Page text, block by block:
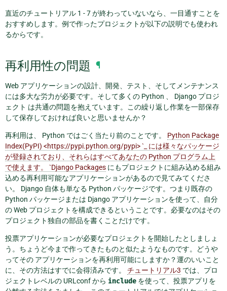
直近のチュートリアル 1 - 7 が終わっていないなら、一目通すことを
おすすめします。例で作ったプロジェクトが以下の説明でも使われ
るからです。
再利用性の問題 ¶
Web アプリケーションの設計、開発、テスト、そしてメンテナンス
には多大な労力が必要です。そして多くの Python 、 Django プロジ
ェクト は共通の問題を抱えています。この繰り返し作業を一部保存
して保存しておければ良いと思いませんか？
再利用は、 Python ではごく当たり前のことです。 Python Package
Index(PyPI) <https://pypi.python.org/pypi> `_ には様々なパッケージ
が登録されており、それらはすべてあなたの Python プログラム上
で使えます。 `Django Packages にもプロジェクトに組み込める組み
込める再利用可能なアプリケーションがあるので見てみてくださ
い。 Django 自体も単なる Python パッケージです。つまり既存の
Python パッケージまたは Django アプリケーションを使って、自分
の Web プロジェクトを構成できるということです。必要なのはその
プロジェクト独自の部品を書くことだけです。
投票アプリケーションが必要なプロジェクトを開始したとしましょ
う。ちょうど今まで作ってきたものと似たようなものです。どうや
ってその アプリケーションを再利用可能にしますか？運のいいこと
に、その方法はすでに会得済みです。 チュートリアル3 では、プロ
ジェクトレベルの URLconf から include を使って、投票アプリを